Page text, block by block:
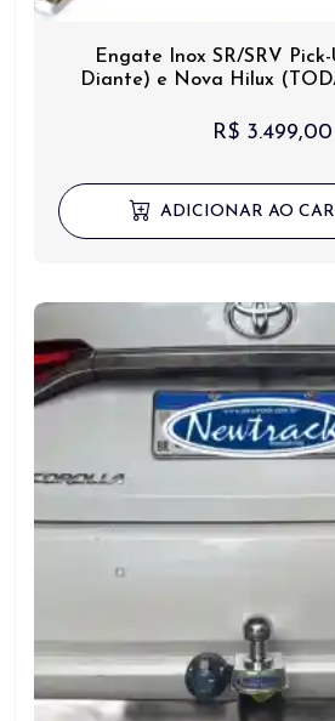
Engate Inox SR/SRV
Diante) e Nova Hilux
R$3.499,00
ADICIONAR AO